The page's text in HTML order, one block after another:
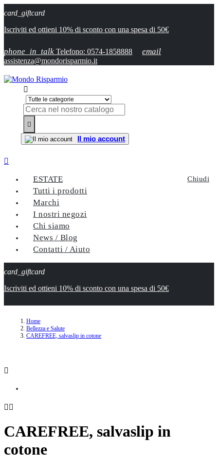
card_giftcard
Iscriviti ed ottieni 10% di sconto con una spesa di 50€
phone_in_talk Telefono: 0574-1858888 email
assistenza@mondorisparmio.it


Il mio account

Chiudi
ESTATE
Tutti i prodotti
Marchi
I nostri negozi
Chi siamo
News / Blog
Contatti / Aiuto
card_giftcard
Iscriviti ed ottieni 10% di sconto con una spesa di 50€
Home
Bellezza e Salute
CAREFREE, salvaslip in cotone

 
CAREFREE, salvaslip in
cotone